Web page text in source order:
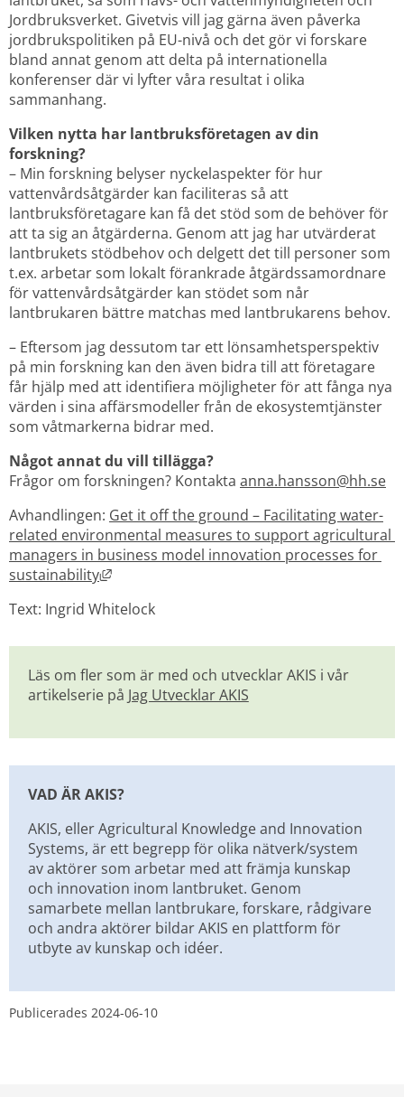
Jordbruksverket. Givetvis vill jag gärna även påverka
jordbrukspolitiken på EU-nivå och det gör vi forskare
bland annat genom att delta på internationella
konferenser där vi lyfter våra resultat i olika
sammanhang.
Vilken nytta har lantbruksföretagen av din
forskning?
– Min forskning belyser nyckelaspekter för hur
vattenvårdsåtgärder kan faciliteras så att
lantbruksföretagare kan få det stöd som de behöver för
att ta sig an åtgärderna. Genom att jag har utvärderat
lantbrukets stödbehov och delgett det till personer som
t.ex. arbetar som lokalt förankrade åtgärdssamordnare
för vattenvårdsåtgärder kan stödet som når
lantbrukaren bättre matchas med lantbrukarens behov.
– Eftersom jag dessutom tar ett lönsamhetsperspektiv
på min forskning kan den även bidra till att företagare
får hjälp med att identifiera möjligheter för att fånga nya
värden i sina affärsmodeller från de ekosystemtjänster
som våtmarkerna bidrar med.
Något annat du vill tillägga?
Frågor om forskningen? Kontakta anna.hansson@hh.se
Avhandlingen: Get it off the ground – Facilitating water-
related environmental measures to support agricultural
managers in business model innovation processes for
sustainability Länk till annan webbplats, öppnas i nytt
Text: Ingrid Whitelock
Läs om fler som är med och utvecklar AKIS i vår
artikelserie på Jag Utvecklar AKIS
VAD ÄR AKIS?
AKIS, eller Agricultural Knowledge and Innovation
Systems, är ett begrepp för olika nätverk/system
av aktörer som arbetar med att främja kunskap
och innovation inom lantbruket. Genom
samarbete mellan lantbrukare, forskare, rådgivare
och andra aktörer bildar AKIS en plattform för
utbyte av kunskap och idéer.
Publicerades 2024-06-10